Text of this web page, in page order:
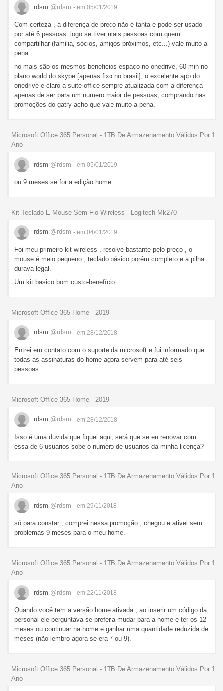
rdsm @rdsm - em 05/01/2019
Com certeza , a diferença de preço não é tanta e pode ser usado
por até 6 pessoas. logo se tiver mais pessoas com quem
compartilhar (familia, sócios, amigos próximos, etc...) vale muito a
pena.
no mais são os mesmos beneficios espaço no onedrive, 60 min no
plano world do skype [apenas fixo no brasil], o excelente app do
onedrive e claro a suite office sempre atualizada com a diferença
apenas de ser para um numero maior de pessoas, comprando nas
promoções do gatry acho que vale muito a pena.
Microsoft Office 365 Personal - 1TB De Armazenamento Válidos Por 1
Ano
rdsm @rdsm - em 05/01/2019
ou 9 meses se for a edição home.
Kit Teclado E Mouse Sem Fio Wireless - Logitech Mk270
rdsm @rdsm - em 04/01/2019
Foi meu primeiro kit wireless , resolve bastante pelo preço , o
mouse é meio pequeno , teclado básico porém completo e a pilha
durava legal.
Um kit basico bom custo-benefício.
Microsoft Office 365 Home - 2019
rdsm @rdsm - em 28/12/2018
Entrei em contato com o suporte da microsoft e fui informado que
todas as assinaturas do home agora servem para até seis
pessoas.
Microsoft Office 365 Home - 2019
rdsm @rdsm - em 28/12/2018
Isso é uma duvida que fiquei aqui, será que se eu renovar com
essa de 6 usuarios sobe o numero de usuarios da minha licença?
Microsoft Office 365 Personal - 1TB De Armazenamento Válidos Por 1
Ano
rdsm @rdsm - em 29/11/2018
só para constar , comprei nessa promoção , chegou e ativei sem
problemas 9 meses para o meu home.
Microsoft Office 365 Personal - 1TB De Armazenamento Válidos Por 1
Ano
rdsm @rdsm - em 22/11/2018
Quando você tem a versão home ativada , ao inserir um código da
personal ele perguntava se preferia mudar para a home e ter os 12
meses ou continuar na home e ganhar uma quantidade reduzida de
meses (não lembro agora se era 7 ou 9).
Microsoft Office 365 Personal - 1TB De Armazenamento Válidos Por 1
Ano